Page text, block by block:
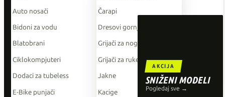
AKCIJA
SNIŽENI MODELI
Pogledaj sve →
Auto nosači
Bidoni za vodu
Blatobrani
Ciklokompjuteri
Dodaci za tubeless
E-Bike punjači
Čarapi
Dresovi gornji dio
Grijači za noge
Grijači za ruke
Jakne
Kacige